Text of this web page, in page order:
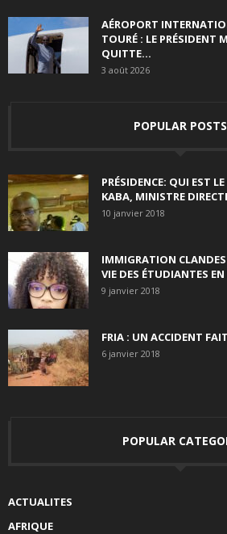
AÉROPORT
TOURÉ : LE
QUITTE...
3 août 2026
POPULAR POSTS
PRÉSIDENCE: QUI EST
KABA, MINISTRE
10 janvier 2018
IMMIGRATION
VIE DES ÉTUDIANTES EN
9 janvier 2018
FRIA : UN ACCIDENT
6 janvier 2018
POPULAR
ACTUALITES
AFRIQUE